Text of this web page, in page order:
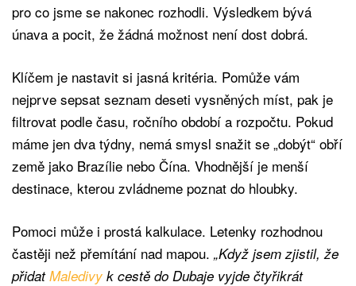
pro co jsme se nakonec rozhodli. Výsledkem bývá
únava a pocit, že žádná možnost není dost dobrá.
Klíčem je nastavit si jasná kritéria. Pomůže vám
nejprve sepsat seznam deseti vysněných míst, pak je
filtrovat podle času, ročního období a rozpočtu. Pokud
máme jen dva týdny, nemá smysl snažit se „dobýt“ obří
země jako Brazílie nebo Čína. Vhodnější je menší
destinace, kterou zvládneme poznat do hloubky.
Pomoci může i prostá kalkulace. Letenky rozhodnou
častěji než přemítání nad mapou. „Když jsem zjistil, že
přidatMaledivy k cestě do Dubaje vyjde čtyřikrát